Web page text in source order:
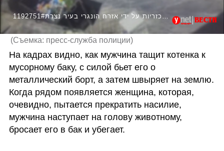
(Съемка: пресс-служба полиции)
На кадрах видно, как мужчина тащит котенка к
мусорному баку, с силой бьет его о
металлический борт, а затем швыряет на землю.
Когда рядом появляется женщина, которая,
очевидно, пытается прекратить насилие,
мужчина наступает на голову животному,
бросает его в бак и убегает.